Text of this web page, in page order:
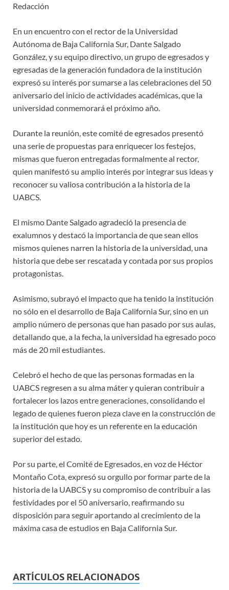
Redacción
En un encuentro con el rector de la Universidad
Autónoma de Baja California Sur, Dante Salgado
González, y su equipo directivo, un grupo de egresados y
egresadas de la generación fundadora de la institución
expresó su interés por sumarse a las celebraciones del 50
aniversario del inicio de actividades académicas, que la
universidad conmemorará el próximo año.
Durante la reunión, este comité de egresados presentó
una serie de propuestas para enriquecer los festejos,
mismas que fueron entregadas formalmente al rector,
quien manifestó su amplio interés por integrar sus ideas y
reconocer su valiosa contribución a la historia de la
UABCS.
El mismo Dante Salgado agradeció la presencia de
exalumnos y destacó la importancia de que sean ellos
mismos quienes narren la historia de la universidad, una
historia que debe ser rescatada y contada por sus propios
protagonistas.
Asimismo, subrayó el impacto que ha tenido la institución
no sólo en el desarrollo de Baja California Sur, sino en un
amplio número de personas que han pasado por sus aulas,
detallando que, a la fecha, la universidad ha egresado poco
más de 20 mil estudiantes.
Celebró el hecho de que las personas formadas en la
UABCS regresen a su alma máter y quieran contribuir a
fortalecer los lazos entre generaciones, consolidando el
legado de quienes fueron pieza clave en la construcción de
la institución que hoy es un referente en la educación
superior del estado.
Por su parte, el Comité de Egresados, en voz de Héctor
Montaño Cota, expresó su orgullo por formar parte de la
historia de la UABCS y su compromiso de contribuir a las
festividades por el 50 aniversario, reafirmando su
disposición para seguir aportando al crecimiento de la
máxima casa de estudios en Baja California Sur.
ARTÍCULOS RELACIONADOS